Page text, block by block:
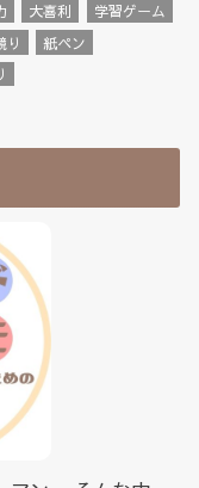
大喜利
学習ゲーム
り
紙ペン